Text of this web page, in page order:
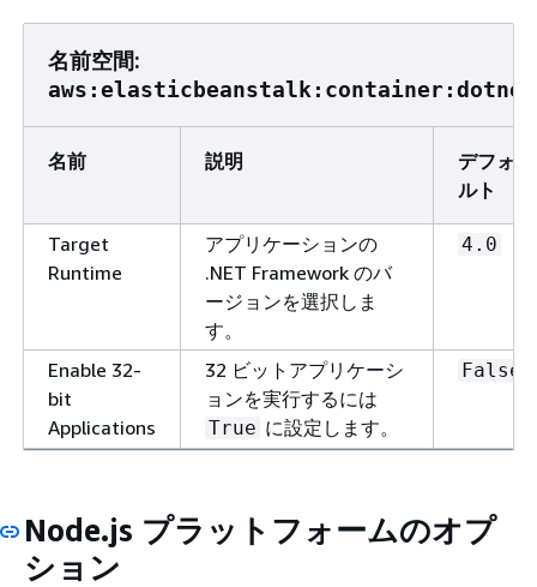
名前空間:
名前 説明
デフォ
ルト
Target
Runtime
アプリケーションの
.NET Framework のバ
ージョンを選択しま
す。
4.0
Enable 32-
bit
Applications
32 ビットアプリケーシ
ョンを実行するには
True に設定します。
False
Node.js プラットフォームのオプ
ション